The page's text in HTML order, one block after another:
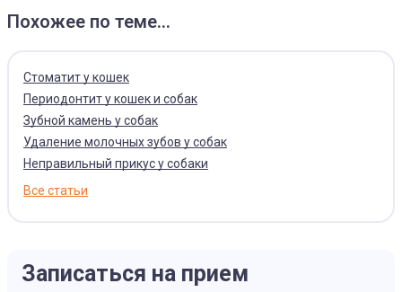
Похожее по теме...
Стоматит у кошек
Периодонтит у кошек и собак
Зубной камень у собак
Удаление молочных зубов у собак
Неправильный прикус у собаки
Все статьи
Записаться на прием